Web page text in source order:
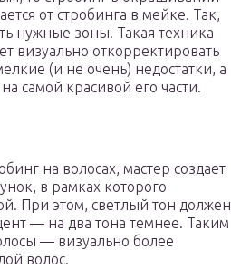
от стробинга в мейке. Так,
нужные зоны. Такая техника
визуально откорректировать
(и не очень) недостатки, а
самой красивой его части.
на волосах, мастер создает
в рамках которого
При этом, светлый тон должен
— на два тона темнее. Таким
— визуально более
волос.